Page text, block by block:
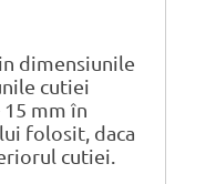
dimensiunile
cutiei
mm în
folosit, daca
cutiei.